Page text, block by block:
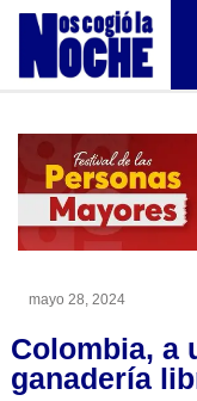
mayo 28, 2024
Colombia, a
ganadería